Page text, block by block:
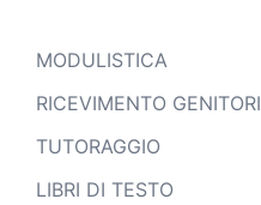
MODULISTICA
RICEVIMENTO GENITORI
TUTORAGGIO
LIBRI DI TESTO